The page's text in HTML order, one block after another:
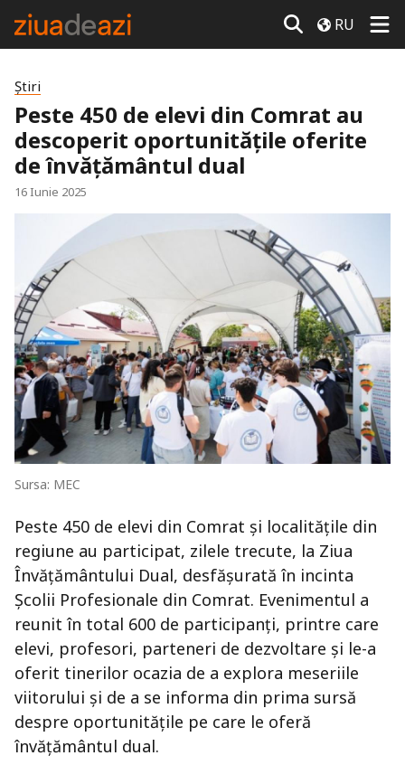
RU
Știri
Peste 450 de elevi din Comrat au
descoperit oportunitățile oferite
de învățământul dual
16 Iunie 2025
Sursa: MEC
Peste 450 de elevi din Comrat și localitățile din
regiune au participat, zilele trecute, la Ziua
Învățământului Dual, desfășurată în incinta
Școlii Profesionale din Comrat. Evenimentul a
reunit în total 600 de participanți, printre care
elevi, profesori, parteneri de dezvoltare și le-a
oferit tinerilor ocazia de a explora meseriile
viitorului și de a se informa din prima sursă
despre oportunitățile pe care le oferă
învățământul dual.